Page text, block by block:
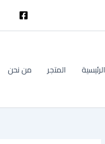
الرئيسية المتجر من نحن